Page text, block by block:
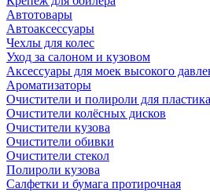
Автотовары
Автоаксессуары
Чехлы для колес
Уход за салоном и кузовом
Аксессуары для моек высокого
Ароматизаторы
Очистители и полироли для пластика
Очистители колёсных дисков
Очистители кузова
Очистители обивки
Очистители стекол
Полироли кузова
Салфетки и бумага протирочная